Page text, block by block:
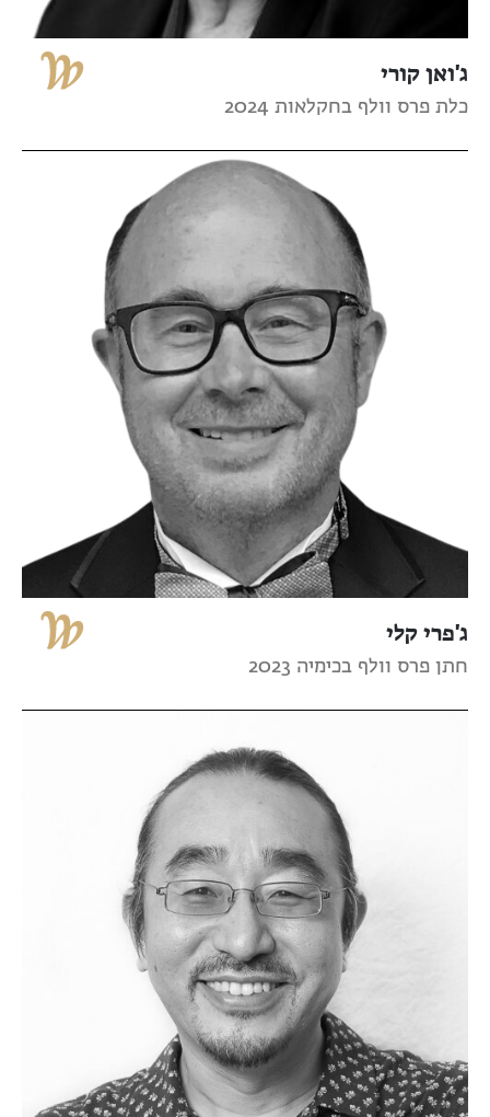
ג'ואן קורי
כלת פרס וולף בחקלאות 2024
ג'פרי קלי
חתן פרס וולף בכימיה 2023